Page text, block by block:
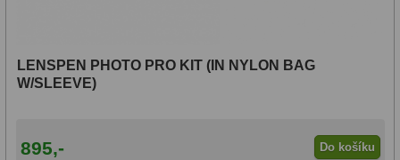
LENSPEN PHOTO PRO KIT (IN NYLON BAG
W/SLEEVE)
895,- Do košíku